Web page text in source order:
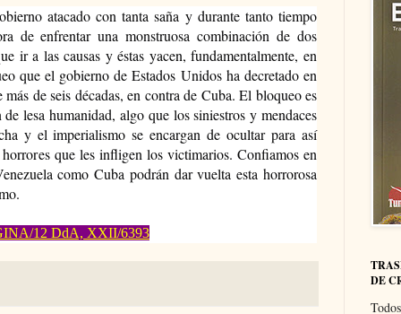
atacado con tanta saña y durante tanto tiempo
de enfrentar una monstruosa combinación de dos
ir a las causas y éstas yacen, fundamentalmente, en
que el gobierno de Estados Unidos ha decretado en
de seis décadas, en contra de Cuba. El bloqueo es
lesa humanidad, algo que los siniestros y mendaces
y el imperialismo se encargan de ocultar para así
que les infligen los victimarios. Confiamos en
como Cuba podrán dar vuelta esta horrorosa
12 DdA, XXII/6393
DE